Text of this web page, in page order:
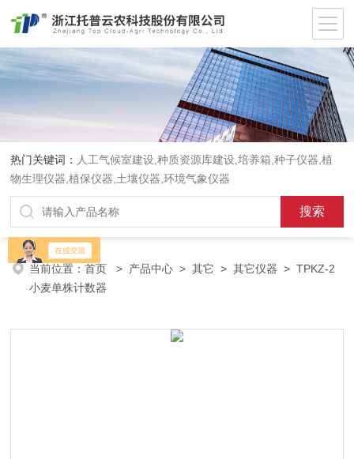
热门关键词： 人工气候室建设,种质资源库建设,培养箱,种子仪器,植
物生理仪器,植保仪器,土壤仪器,环境气象仪器
当前位置：首页 > 产品中心 >其它 >其它仪器 > TPKZ-2
小麦单株计数器